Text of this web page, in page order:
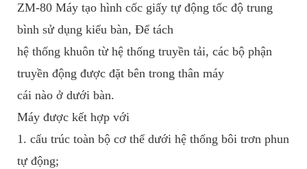
ZM-80 Máy tạo hình cốc giấy tự động tốc độ trung
bình sử dụng kiểu bàn, Để tách
hệ thống khuôn từ hệ thống truyền tải, các bộ phận
truyền động được đặt bên trong thân máy
cái nào ở dưới bàn.
Máy được kết hợp với
1. cấu trúc toàn bộ cơ thể dưới hệ thống bôi trơn phun
tự động;